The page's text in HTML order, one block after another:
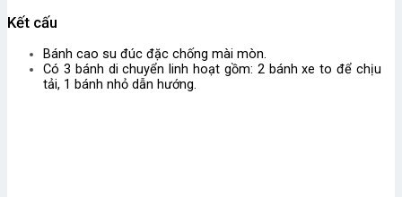
Kết cấu
Bánh cao su đúc đặc chống mài mòn.
Có 3 bánh di chuyển linh hoạt gồm: 2 bánh xe to để chịu
tải, 1 bánh nhỏ dẫn hướng.